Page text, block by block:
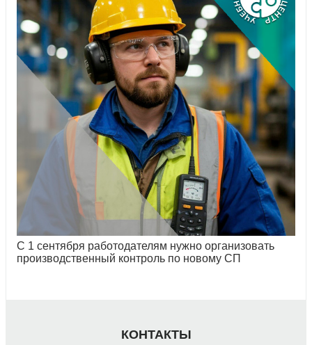
С 1 сентября работодателям нужно организовать
производственный контроль по новому СП
КОНТАКТЫ